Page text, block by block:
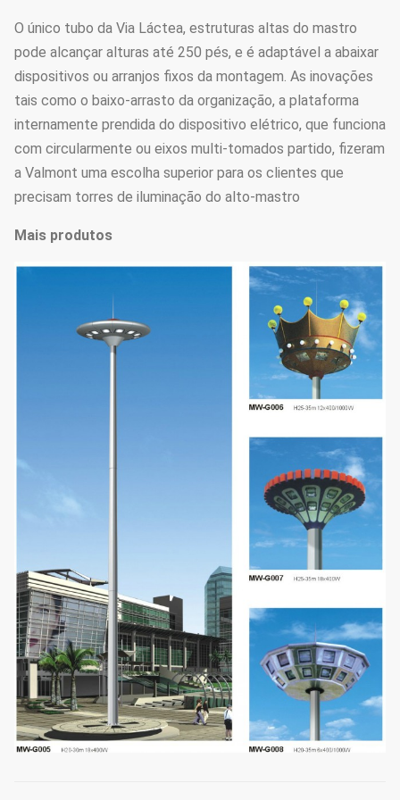
O único tubo da Via Láctea, estruturas altas do mastro
pode alcançar alturas até 250 pés, e é adaptável a abaixar
dispositivos ou arranjos fixos da montagem. As inovações
tais como o baixo-arrasto da organização, a plataforma
internamente prendida do dispositivo elétrico, que funciona
com circularmente ou eixos multi-tomados partido, fizeram
a Valmont uma escolha superior para os clientes que
precisam torres de iluminação do alto-mastro
Mais produtos